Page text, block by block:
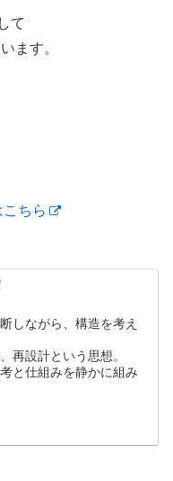
て
ます。
ちら
しながら、構造を考え
再設計という思想。
と仕組みを静かに組み